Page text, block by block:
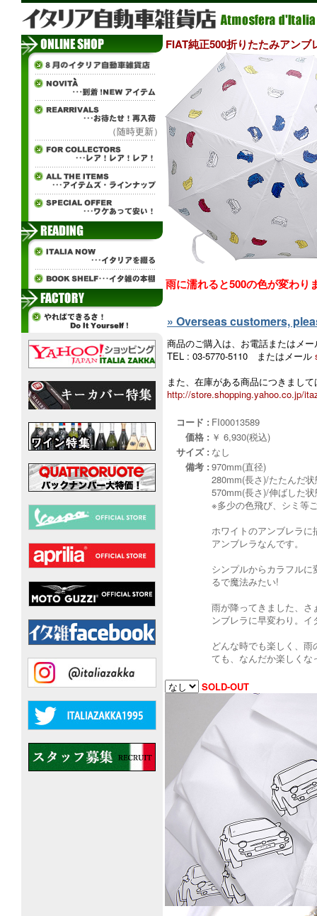
（随時更新）
FIAT純正500折りたたみアンブ
雨に濡れると500の色が変わり
» Overseas customers,
商品のご購入は、お電話またはメ
TEL : 03-5770-5110 またはメール
また、在庫がある商品につきまし
http://store.shopping.yahoo.co.jp/
コード : FI00013589
価格 : ￥ 6,930(税込)
サイズ : なし
備考 : 970mm(直径)
280mm(長さ)/たたんだ
570mm(長さ)/伸ばした
※多少の色飛び、シミ等
ホワイトのアンブレラ
アンブレラなんです。
シンプルからカラフル
るで魔法みたい!
雨が降ってきました、
ンブレラに早変わり。
どんな時でも楽しく、
ても、なんだか楽しく
SOLD-OUT